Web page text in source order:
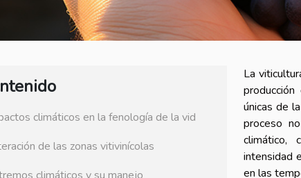
climáticos en la fenología de la vid
de las zonas vitivinícolas
climáticos y su manejo
La
únicas de
proceso
climático,
intensidad
en las